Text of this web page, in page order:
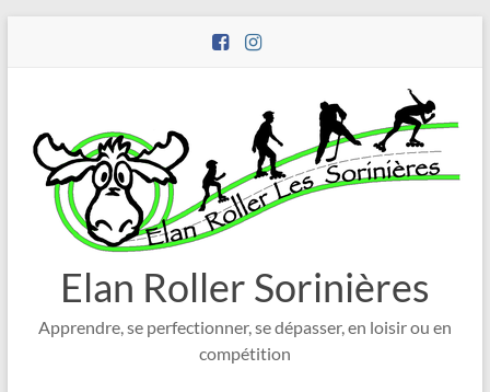
Elan Roller Sorinières
Apprendre, se perfectionner, se dépasser, en loisir ou en
compétition